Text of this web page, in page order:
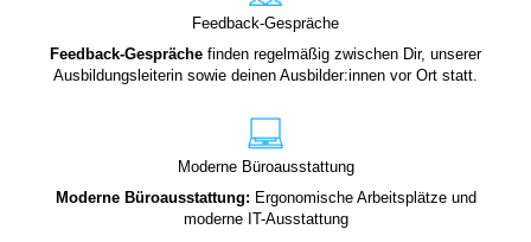
Feedback-Gespräche
Feedback-Gespräche finden regelmäßig zwischen Dir, unserer
Ausbildungsleiterin sowie deinen Ausbilder:innen vor Ort statt.
Moderne Büroausstattung
Moderne Büroausstattung: Ergonomische Arbeitsplätze und
moderne IT-Ausstattung